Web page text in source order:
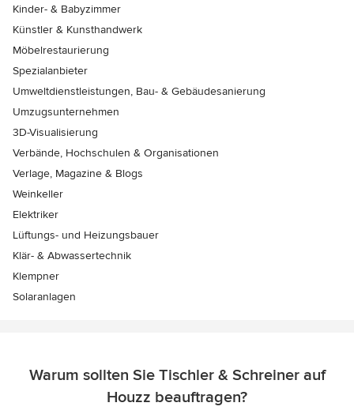
Kinder- & Babyzimmer
Künstler & Kunsthandwerk
Möbelrestaurierung
Spezialanbieter
Umweltdienstleistungen, Bau- & Gebäudesanierung
Umzugsunternehmen
3D-Visualisierung
Verbände, Hochschulen & Organisationen
Verlage, Magazine & Blogs
Weinkeller
Elektriker
Lüftungs- und Heizungsbauer
Klär- & Abwassertechnik
Klempner
Solaranlagen
Warum sollten Sie Tischler & Schreiner auf
Houzz beauftragen?